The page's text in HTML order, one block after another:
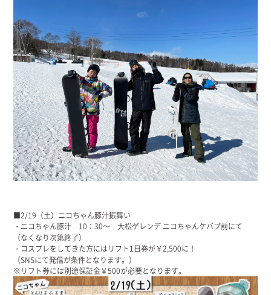
■2/19（土）ニコちゃん豚汁振舞い
・ニコちゃん豚汁 10：30～ 大松ゲレンデ ニコちゃんケバブ前にて
（なくなり次第終了）
・コスプレをしてきた方にはリフト1日券が￥2,500に！
（SNSにて発信が条件となります。）
※リフト券には別途保証金￥500が必要となります。